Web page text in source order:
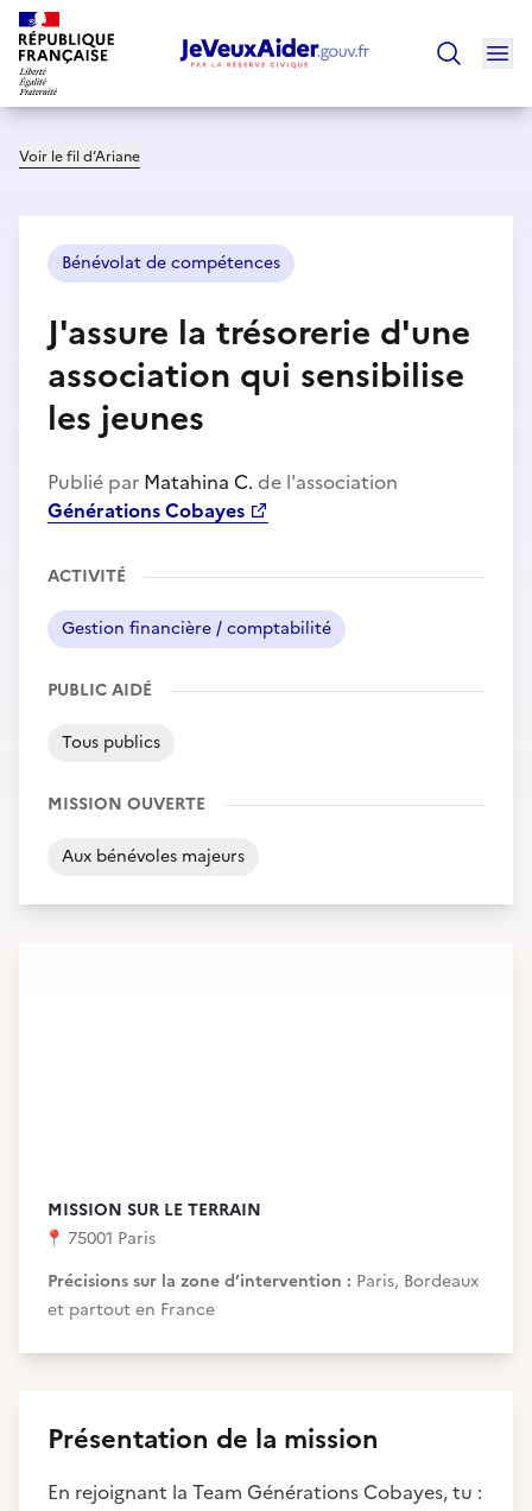
Voir le fil d’Ariane
Bénévolat de compétences
J'assure la trésorerie d'une
association qui sensibilise
les jeunes
Publié par Matahina C. de l'association
Générations Cobayes
ACTIVITÉ
Gestion financière / comptabilité
PUBLIC AIDÉ
Tous publics
MISSION OUVERTE
Aux bénévoles majeurs
MISSION SUR LE TERRAIN
📍 75001 Paris
Précisions sur la zone d’intervention : Paris, Bordeaux
et partout en France
Présentation de la mission
En rejoignant la Team Générations Cobayes, tu :